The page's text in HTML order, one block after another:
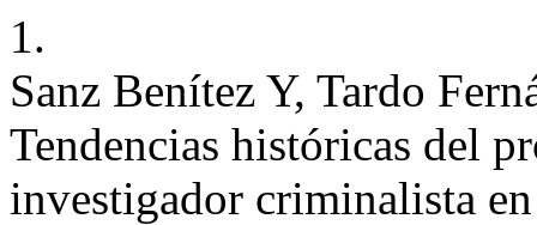
1.
Sanz Benítez Y, Tardo
Tendencias históricas del
investigador criminalista